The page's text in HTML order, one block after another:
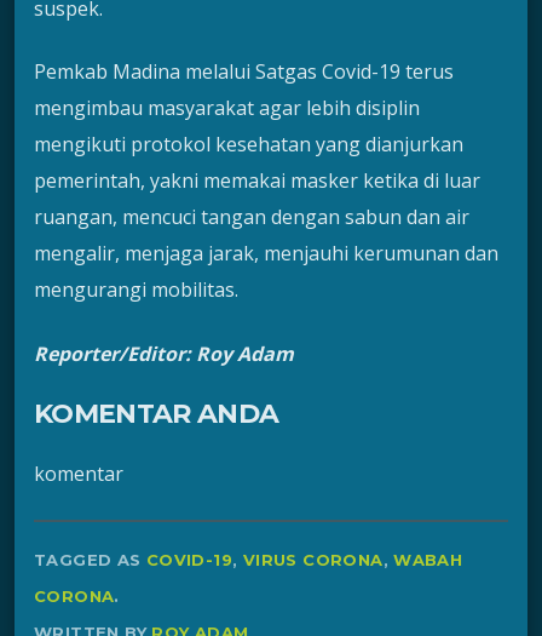
suspek.
Pemkab Madina melalui Satgas Covid-19 terus
mengimbau masyarakat agar lebih disiplin
mengikuti protokol kesehatan yang dianjurkan
pemerintah, yakni memakai masker ketika di luar
ruangan, mencuci tangan dengan sabun dan air
mengalir, menjaga jarak, menjauhi kerumunan dan
mengurangi mobilitas.
Reporter/Editor: Roy Adam
KOMENTAR ANDA
komentar
TAGGED AS COVID-19, VIRUS CORONA,WABAH
CORONA.
WRITTEN BY ROY ADAM